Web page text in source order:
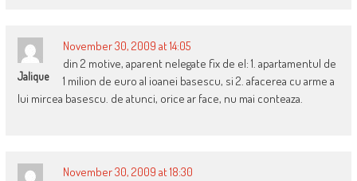
Jalique
November 30, 2009 at 14:05
din 2 motive, aparent nelegate fix de el: 1. apartamentul de
1 milion de euro al ioanei basescu, si 2. afacerea cu arme a
lui mircea basescu. de atunci, orice ar face, nu mai conteaza.
November 30, 2009 at 18:30